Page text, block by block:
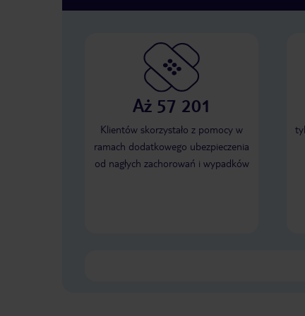
Aż 57 201
Klientów skorzystało z pomocy w
ramach dodatkowego ubezpieczenia
od nagłych zachorowań i wypadków